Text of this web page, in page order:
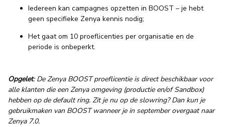
Iedereen kan campagnes opzetten in BOOST – je hebt
geen specifieke Zenya kennis nodig;
Het gaat om 10 proeflicenties per organisatie en de
periode is onbeperkt.
Opgelet: De Zenya BOOST proeflicentie is direct beschikbaar voor
alle klanten die een Zenya omgeving (productie en/of Sandbox)
hebben op de default ring. Zit je nu op de slowring? Dan kun je
gebruikmaken van BOOST wanneer je in september overgaat naar
Zenya 7.0.